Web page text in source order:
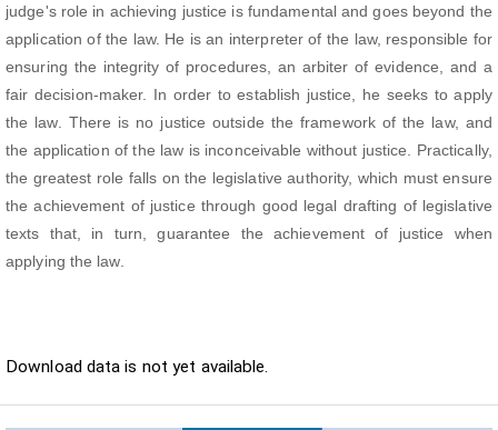
judge's role in achieving justice is fundamental and goes beyond the
application of the law. He is an interpreter of the law, responsible for
ensuring the integrity of procedures, an arbiter of evidence, and a
fair decision-maker. In order to establish justice, he seeks to apply
the law. There is no justice outside the framework of the law, and
the application of the law is inconceivable without justice. Practically,
the greatest role falls on the legislative authority, which must ensure
the achievement of justice through good legal drafting of legislative
texts that, in turn, guarantee the achievement of justice when
applying the law.
Download data is not yet available.